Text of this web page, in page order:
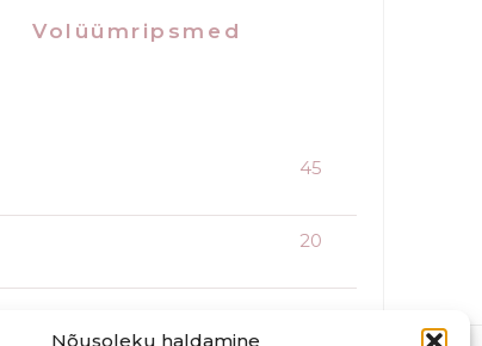
Nõusoleku haldamine
Volüümripsmed
45
20